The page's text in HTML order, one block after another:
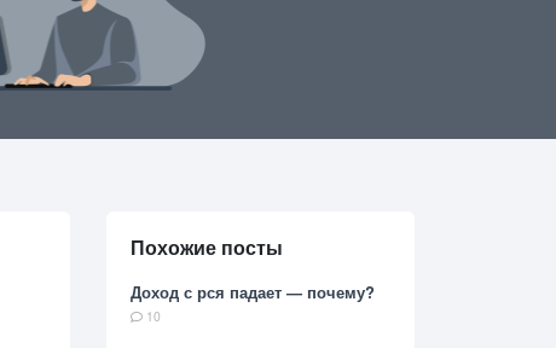
Похожие посты
Доход с рся падает — почему?
10